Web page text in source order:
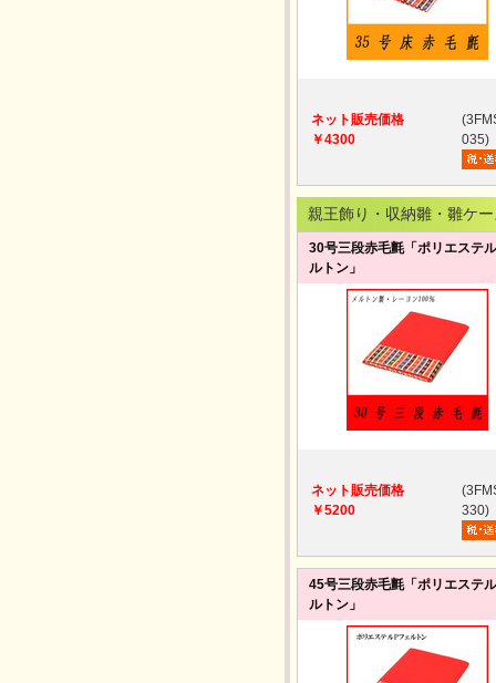
ネット販売価格
￥4300
035)
親王飾り・収納雛・雛ケ
30号三段赤毛氈「ポリエステ
ルトン」
ネット販売価格
￥5200
330)
45号三段赤毛氈「ポリエステ
ルトン」